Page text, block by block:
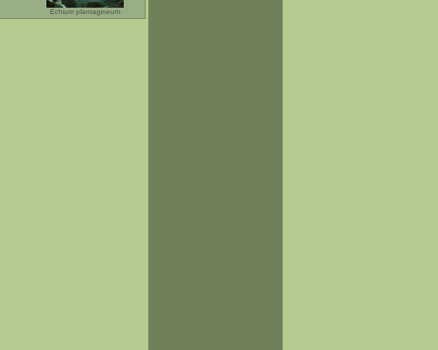
Echium plantagineum